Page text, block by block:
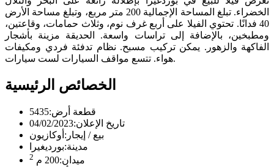
الخضراء. تبلغ المساحة الإجمالية 200 متر مربع، وتبلغ مساحة الأرض
40 فدانًا. تحتوي الفيلا على أربع غرف نوم، وثلاث حمامات، وقاعتين،
ومطبخين، بالإضافة إلى تراسات واسعة. الحديقة مزينة بأشجار
الفاكهة والزهور. يمكن تركيب مسبح. نظام تدفئة فردي ومكيفات
هواء. تتسع مواقف السيارات لست سيارات.
الخصائص الرئيسية
قطعة أرض:5435
تاريخ الإعلان:04/02/2023
بيع / إيجار: أوكازيون
مدينة:بورديغيرا
ميدان:200 م 2